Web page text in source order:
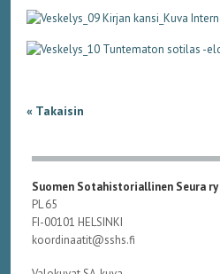
« Takaisin
Suomen Sotahistoriallinen Seura ry
PL 65
FI-00101 HELSINKI
koordinaatit@sshs.fi